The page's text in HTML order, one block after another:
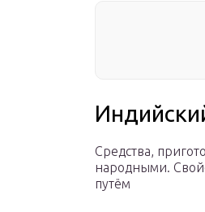
Средства,
народными.
путём